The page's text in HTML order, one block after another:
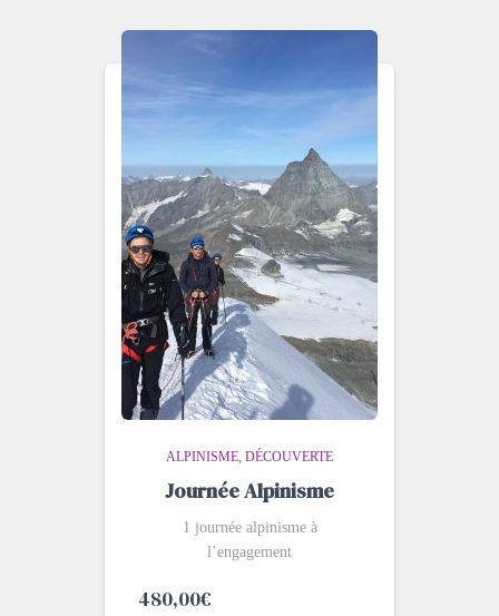
ALPINISME DÉCOUVERTE
Journée Alpinisme
1 journée alpinisme à
l’engagement
480,00€